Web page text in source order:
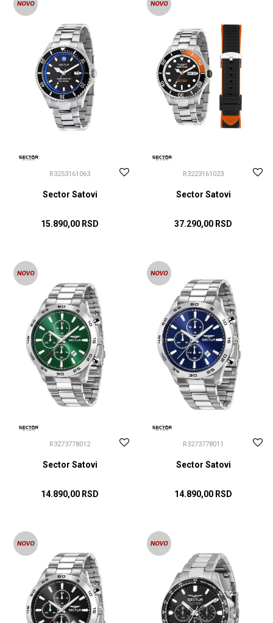
R3253161063
Sector Satovi
15.890,00 RSD
R3223161023
Sector Satovi
37.290,00 RSD
R3273778012
Sector Satovi
14.890,00 RSD
R3273778011
Sector Satovi
14.890,00 RSD